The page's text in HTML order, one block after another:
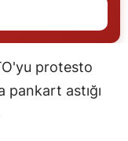
protesto
pankart astığı